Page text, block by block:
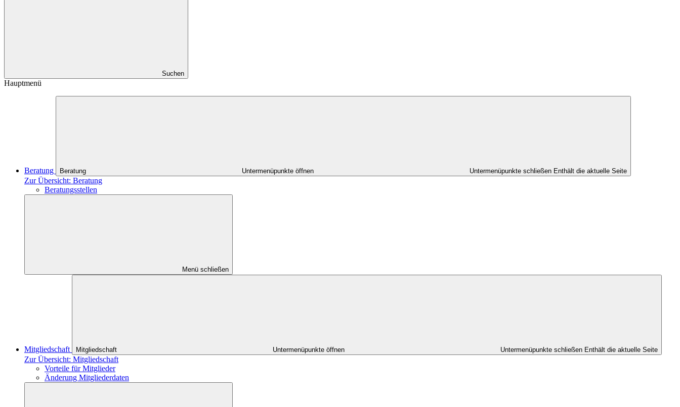
Suchen
Hauptmenü
Beratung Beratung Untermenüpunkte öffnen Untermenüpunkte schließen Enthält die aktuelle Seite
Zur Übersicht: Beratung
Beratungsstellen
Menü schließen
Mitgliedschaft Mitgliedschaft Untermenüpunkte öffnen Untermenüpunkte schließen Enthält die aktuelle Seite
Zur Übersicht: Mitgliedschaft
Vorteile für Mitglieder
Änderung Mitgliederdaten